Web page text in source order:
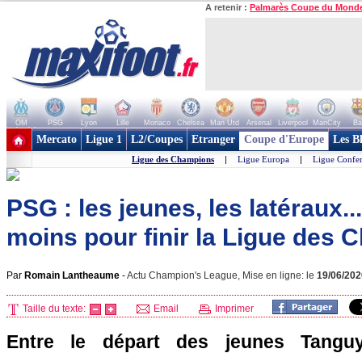
A retenir : Palmarès Coupe du
OM PSG Lyon Lille Monaco Chelsea Man Utd Arsenal Liverpool ManCity
+ de clubs
Mercato Ligue 1 L2/Coupes Etranger Coupe d'Europe Les
Ligue des Champions | Ligue Europa | Ligue
PSG : les jeunes, les
moins pour finir la Ligue des
Par Romain Lantheaume -Actu Champion's League, Mise en ligne: le 19/06/
Taille du texte: Email Imprimer
Entre le départ des jeunes